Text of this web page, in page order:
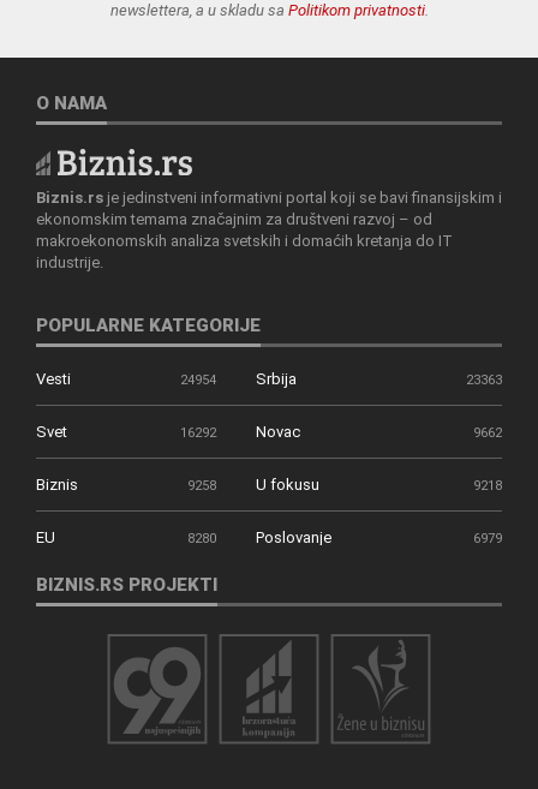
newslettera, a u skladu sa Politikom privatnosti.
O NAMA
Biznis.rs je jedinstveni informativni portal koji se bavi finansijskim i
ekonomskim temama značajnim za društveni razvoj – od
makroekonomskih analiza svetskih i domaćih kretanja do IT
industrije.
POPULARNE KATEGORIJE
Vesti 24954 Srbija 23363
Svet 16292 Novac 9662
Biznis 9258 U fokusu 9218
EU 8280 Poslovanje 6979
BIZNIS.RS PROJEKTI